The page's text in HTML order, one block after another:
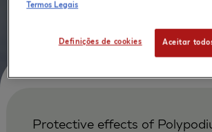
Protective effects of
Termos Legais
Definições de cookies Aceitar